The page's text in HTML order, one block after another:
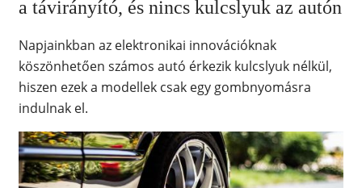
a távirányító, és nincs kulcslyuk az autón
Napjainkban az elektronikai innovációknak
köszönhetően számos autó érkezik kulcslyuk nélkül,
hiszen ezek a modellek csak egy gombnyomásra
indulnak el.